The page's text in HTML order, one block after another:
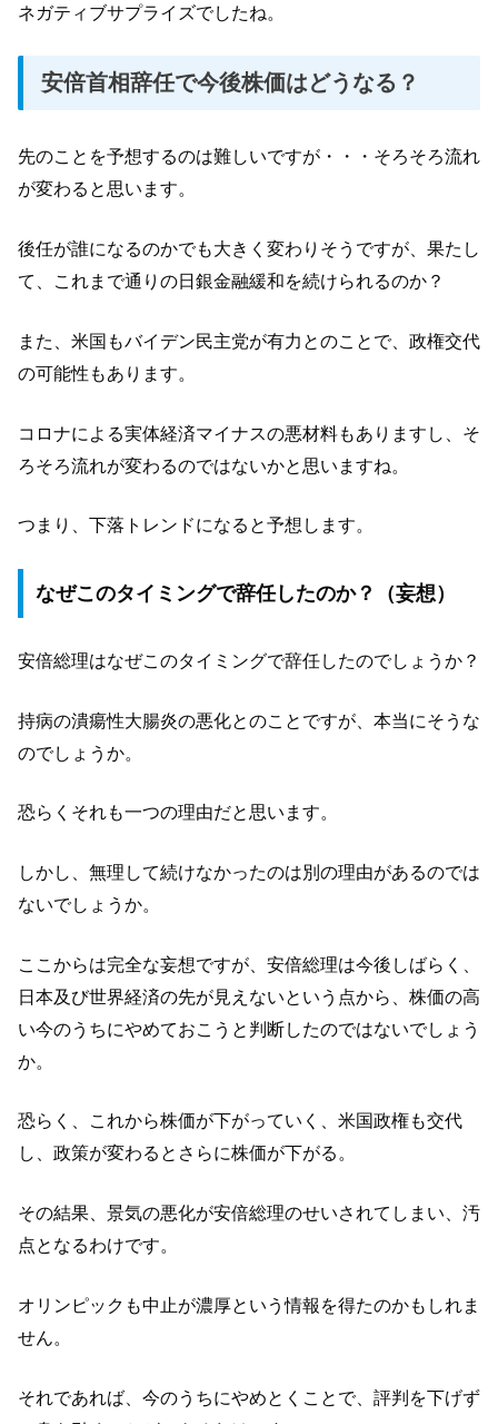
ネガティブサプライズでしたね。
安倍首相辞任で今後株価はどうなる？
先のことを予想するのは難しいですが・・・そろそろ流れ
が変わると思います。
後任が誰になるのかでも大きく変わりそうですが、果たし
て、これまで通りの日銀金融緩和を続けられるのか？
また、米国もバイデン民主党が有力とのことで、政権交代
の可能性もあります。
コロナによる実体経済マイナスの悪材料もありますし、そ
ろそろ流れが変わるのではないかと思いますね。
つまり、下落トレンドになると予想します。
なぜこのタイミングで辞任したのか？（妄想）
安倍総理はなぜこのタイミングで辞任したのでしょうか？
持病の潰瘍性大腸炎の悪化とのことですが、本当にそうな
のでしょうか。
恐らくそれも一つの理由だと思います。
しかし、無理して続けなかったのは別の理由があるのでは
ないでしょうか。
ここからは完全な妄想ですが、安倍総理は今後しばらく、
日本及び世界経済の先が見えないという点から、株価の高
い今のうちにやめておこうと判断したのではないでしょう
か。
恐らく、これから株価が下がっていく、米国政権も交代
し、政策が変わるとさらに株価が下がる。
その結果、景気の悪化が安倍総理のせいされてしまい、汚
点となるわけです。
オリンピックも中止が濃厚という情報を得たのかもしれま
せん。
それであれば、今のうちにやめとくことで、評判を下げず